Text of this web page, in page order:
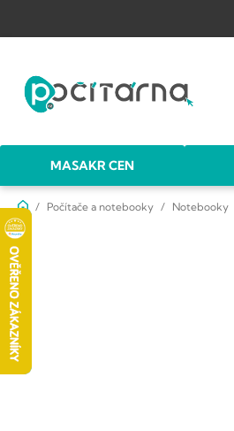
obsah
MASAKR CEN
DomůPočítače a notebooky Notebooky